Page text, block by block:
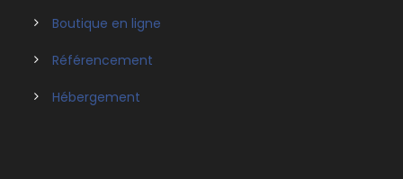
Boutique en ligne
Référencement
Hébergement